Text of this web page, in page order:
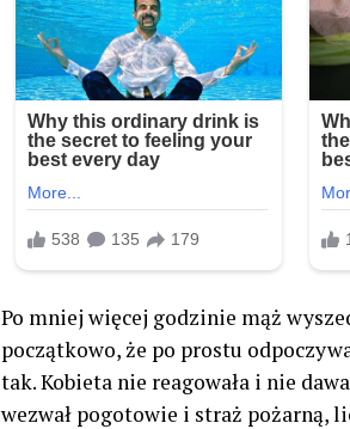
Po mniej więcej godzinie mąż
początkowo, że po prostu
tak. Kobieta nie reagowała i nie
wezwał pogotowie i straż pożarną,